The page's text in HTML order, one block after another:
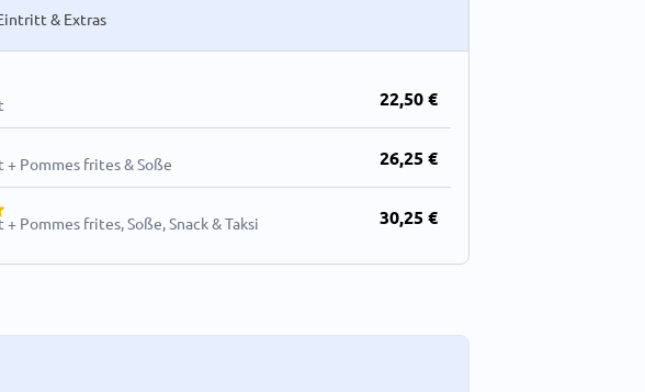
& Extras
22,50 €
Pommes frites & Soße 26,25 €
Pommes frites, Soße, Snack & Taksi 30,25 €